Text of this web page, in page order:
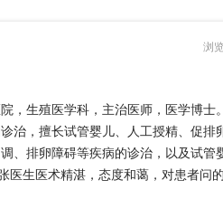
浏
，生殖医学科，主治医师，医学博士
治，擅长试管婴儿、人工授精、促
、排卵障碍等疾病的诊治，以及试管
医生医术精湛，态度和蔼，对患者问